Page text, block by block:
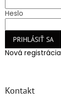
Heslo
PRIHLÁSIŤ SA
Nová registrácia
Kontakt